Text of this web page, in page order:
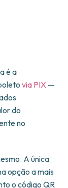
é a
via PIX —
do
no
A única
opção a mais
o código QR